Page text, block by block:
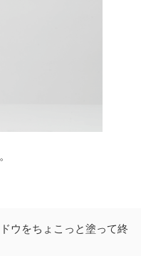
ウをちょこっと塗って終